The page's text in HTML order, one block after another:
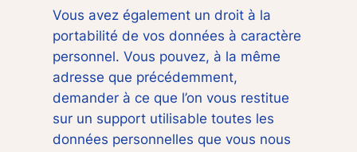
Vous avez également un droit à la
portabilité de vos données à caractère
personnel. Vous pouvez, à la même
adresse que précédemment,
demander à ce que l’on vous restitue
sur un support utilisable toutes les
données personnelles que vous nous